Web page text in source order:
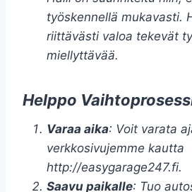
työskennellä mukavasti.
riittävästi valoa tekevät
miellyttävää.
Helppo
Varaa aika: Voit varata
verkkosivujemme kautta
http://easygarage247.fi.
Saavu paikalle: Tuo